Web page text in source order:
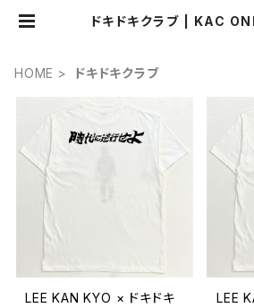
ドキドキクラブ | KAC
HOME ドキドキクラブ
LEE KAN KYO × ドキドキ
LEE